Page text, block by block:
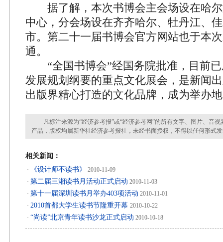
据了解，本次书博会主会场设在哈尔
中心，分会场设在齐齐哈尔、牡丹江、
市。第二十一届书博会官方网站也于本
通。
“全国书博会”经国务院批准，目前已
发展规划纲要的重点文化展会，是新闻
出版界精心打造的文化品牌，成为举办
凡标注来源为“经济参考报”或“经济参考网”的所有文字、图片、音视
产品，版权均属新华社经济参考报社，未经书面授权，不得以任何形式
相关新闻：
· 《设计师不读书》
2010-11-09
· 第二届三湘读书月活动正式启动 2010-11-03
· 第十一届深圳读书月举办403项活动 2010-11-01
· 2010首都大学生读书节隆重开幕 2010-10-22
· “尚读”北京青年读书沙龙正式启动 2010-10-18